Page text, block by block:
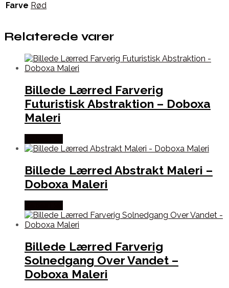
Farve Rød
Relaterede varer
Billede Lærred Farverig
Futuristisk Abstraktion – Doboxa
Maleri
Billede Lærred Abstrakt Maleri –
Doboxa Maleri
Billede Lærred Farverig
Solnedgang Over Vandet –
Doboxa Maleri